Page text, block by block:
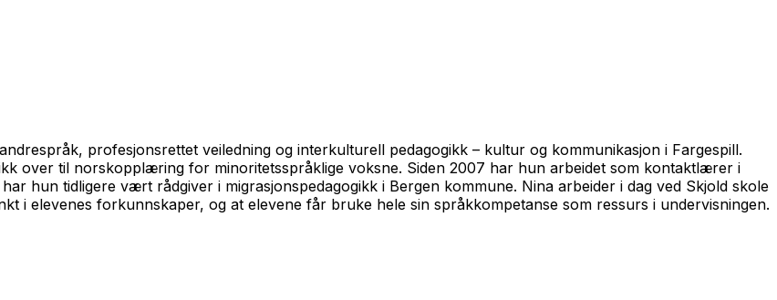
profesjonsrettet veiledning og interkulturell pedagogikk – kultur og kommunikasjon i Fargespill.
over til norskopplæring for minoritetsspråklige voksne. Siden 2007 har hun arbeidet som kontaktlærer i
hun tidligere vært rådgiver i migrasjonspedagogikk i Bergen kommune. Nina arbeider i dag ved Skjold skole
i elevenes forkunnskaper, og at elevene får bruke hele sin språkkompetanse som ressurs i undervisningen.